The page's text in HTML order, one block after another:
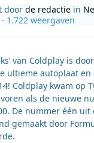
doorde redactie in
· 1.722 weergaven
van Coldplay is
ultieme autoplaat en
Coldplay kwam op
als de nieuwe
De nummer één
gemaakt door